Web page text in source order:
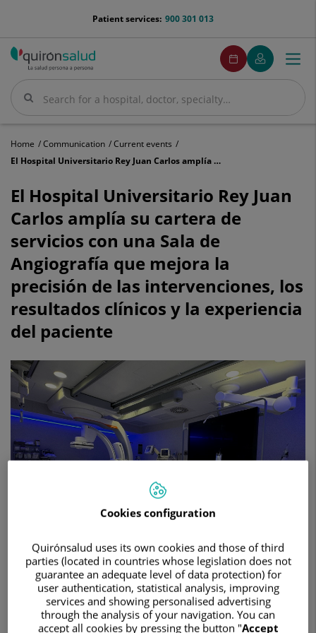
menu-
900 301 013
Patient services:
Search
Search
menuPedirCita
Make
an
appointment
My
Quirónsalud
Menu
Home Communication
Current events
El Hospital Universitario Rey Juan Carlos amplía su cartera de servicios con una Sala de Angiografía que mejora la precisión de las intervenciones, los resultados clínicos y la experiencia del paciente
Hospital
Universitario
Rey
Carlos
amplía
cartera
de
servicios
con
Sala
de
Angiografía
que
mejora
precisión
de
experiencia
paciente
El Hospital Universitario Rey Juan
Carlos amplía su cartera de
servicios con una Sala de
Angiografía que mejora la
precisión de las intervenciones, los
resultados clínicos y la experiencia
del paciente
13 de mayo de 2024
HOSPITAL UNIVERSITARIO REY JUAN CARLOS
Cookies configuration
Quirónsalud uses its own cookies and those of third
parties (located in countries whose legislation does not
guarantee an adequate level of data protection) for
user authentication, statistical analysis, improving
services and showing personalised advertising
through the analysis of your navigation. You can
accept all cookies by pressing the button "Accept